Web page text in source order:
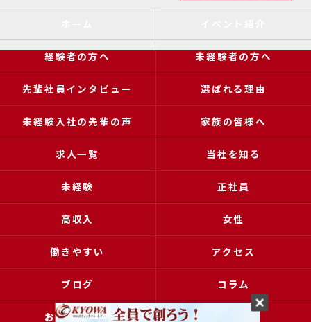
経験者の方へ 未経験者の方へ
先輩社員インタビュー 選ばれる理由
未経験入社の先輩の声 家族の皆様へ
求人一覧 当社を知る
未経験 正社員
高収入 女性
働きやすい アクセス
ブログ コラム
お問い合わせ